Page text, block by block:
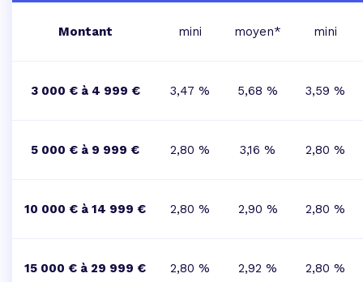
Montant mini moyen* mini
3 000 € à 4 999 € 3,47 % 5,68 % 3,59 %
5 000 € à 9 999 € 2,80 % 3,16 % 2,80 %
10 000 € à 14 999 € 2,80 % 2,90 % 2,80 %
15 000 € à 29 999 € 2,80 % 2,92 % 2,80 %